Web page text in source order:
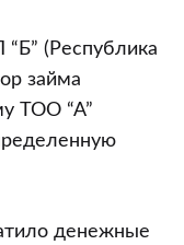
(Республика
займа
ТОО “А”
денежные